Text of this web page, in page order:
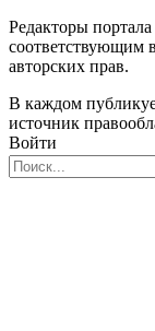
Редакторы
соответствующим
авторских прав.
В каждом
источник
Войти